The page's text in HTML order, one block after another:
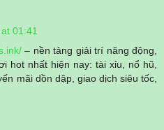
01:41
– nền tảng giải trí năng động,
hot nhất hiện nay: tài xỉu, nổ hũ,
mãi dồn dập, giao dịch siêu tốc,